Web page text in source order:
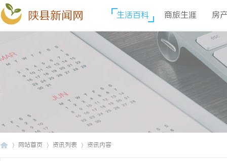
陕县新闻网 生活百科 商旅生涯 房
网站首页 资讯列表 资讯内容